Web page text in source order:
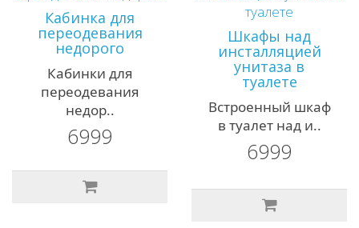
Кабинка для
переодевания
недорого
Кабинки для
переодевания
недор..
6999
Шкафы над
инсталляцией
унитаза в
туалете
Встроенный шкаф
в туалет над и..
6999